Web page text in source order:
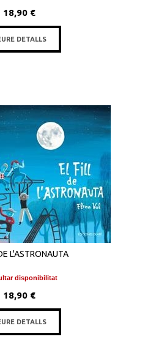
18,90 €
DETALLS
L'ASTRONAUTA
disponibilitat
18,90 €
DETALLS